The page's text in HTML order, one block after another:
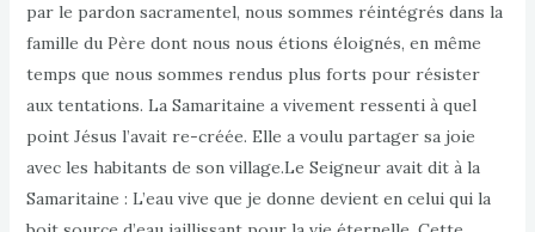
par le pardon sacramentel, nous sommes réintégrés dans la
famille du Père dont nous nous étions éloignés, en même
temps que nous sommes rendus plus forts pour résister
aux tentations. La Samaritaine a vivement ressenti à quel
point Jésus l’avait re-créée. Elle a voulu partager sa joie
avec les habitants de son village.Le Seigneur avait dit à la
Samaritaine : L’eau vive que je donne devient en celui qui la